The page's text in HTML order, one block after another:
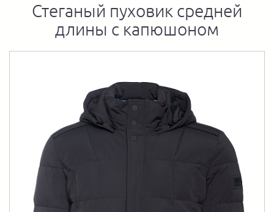
Стеганый пуховик средней
длины с капюшоном